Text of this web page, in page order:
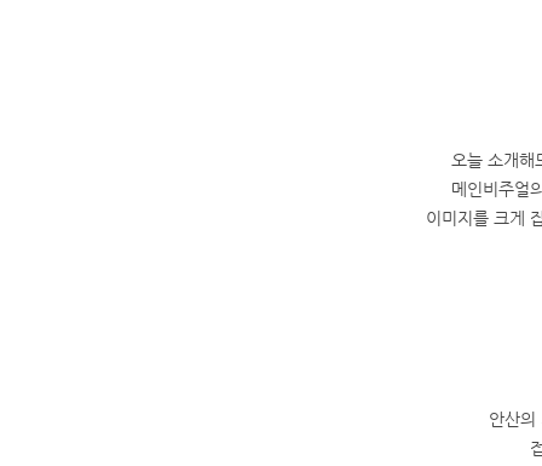
오늘 소개
메인비주얼
이미지를 크게
안산의